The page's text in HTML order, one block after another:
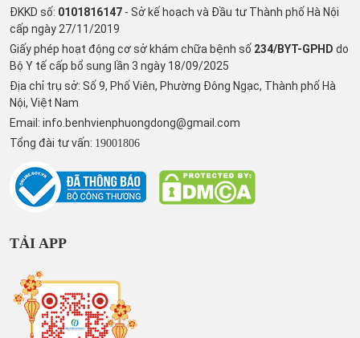
ĐKKD số: 0101816147 - Sở kế hoạch và Đầu tư Thành phố Hà Nội
cấp ngày 27/11/2019
Giấy phép hoạt động cơ sở khám chữa bệnh số 234/BYT-GPHD do
Bộ Y tế cấp bổ sung lần 3 ngày 18/09/2025
Địa chỉ trụ sở: Số 9, Phố Viên, Phường Đông Ngạc, Thành phố Hà
Nội, Việt Nam
Email: info.benhvienphuongdong@gmail.com
Tổng đài tư vấn: 19001806
TẢI APP